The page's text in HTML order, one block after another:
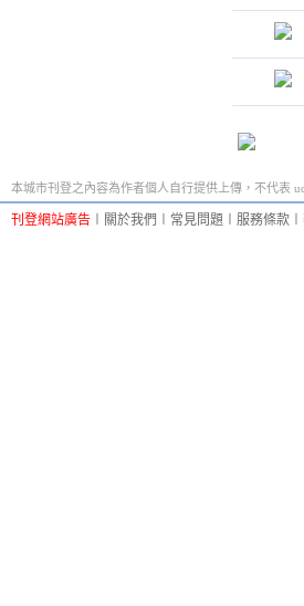
本城市刊登之內容為作者個人自行提供上傳，不代表
刊登網站廣告 關於我們 常見問題 服務條款